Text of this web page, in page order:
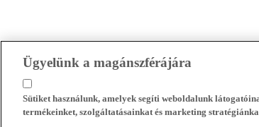
Ügyelünk a magánszférájára
Sütiket használunk, amelyek segíti weboldalunk
termékeinket, szolgáltatásainkat és marketing